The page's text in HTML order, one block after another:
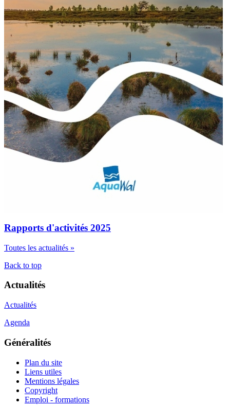
Rapports d'activités 2025
Toutes les actualités »
Back to top
Actualités
Actualités
Agenda
Généralités
Plan du site
Liens utiles
Mentions légales
Copyright
Emploi - formations